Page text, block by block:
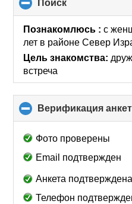
Поиск
to
collapse
contents
Познакомлюсь :с
лет в районе Север
Цель знакомства:
встреча
Верификация
Фото проверены
Email подтвержден
Анкета
Телефон